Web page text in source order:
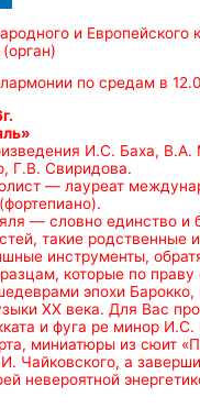
и Европейского
(орган)
по средам в
И.С. Баха, В.А.
Г.В. Свиридова.
— лауреат
— словно единство и
такие родственные
инструменты,
которые по праву
эпохи
ХХ века. Для Вас
и фуга ре минор И.С.
миниатюры из сюит
Чайковского, а
невероятной